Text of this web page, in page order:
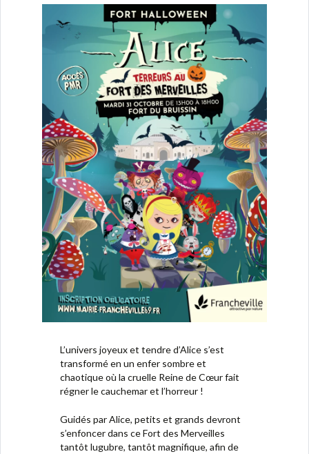
L’univers joyeux et tendre d’Alice s’est
transformé en un enfer sombre et
chaotique où la cruelle Reine de Cœur fait
régner le cauchemar et l’horreur !
Guidés par Alice, petits et grands devront
s’enfoncer dans ce Fort des Merveilles
tantôt lugubre, tantôt magnifique, afin de